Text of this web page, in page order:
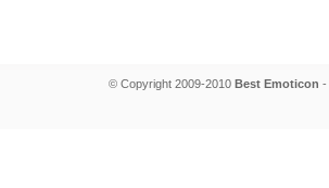
© Copyright 2009-2010 Best Emoticon -